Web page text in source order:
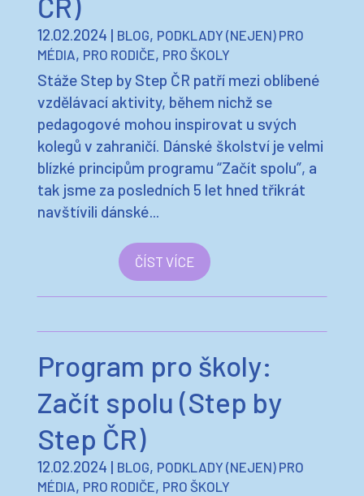
12.02.2024 | BLOG, PODKLADY (NEJEN) PRO
MÉDIA, PRO RODIČE, PRO ŠKOLY
Stáže Step by Step ČR patří mezi oblíbené
vzdělávací aktivity, během nichž se
pedagogové mohou inspirovat u svých
kolegů v zahraničí. Dánské školství je velmi
blízké principům programu “Začít spolu”, a
tak jsme za posledních 5 let hned třikrát
navštívili dánské...
ČÍST VÍCE
Program pro školy:
Začít spolu (Step by
Step ČR)
12.02.2024 | BLOG, PODKLADY (NEJEN) PRO
MÉDIA, PRO RODIČE, PRO ŠKOLY